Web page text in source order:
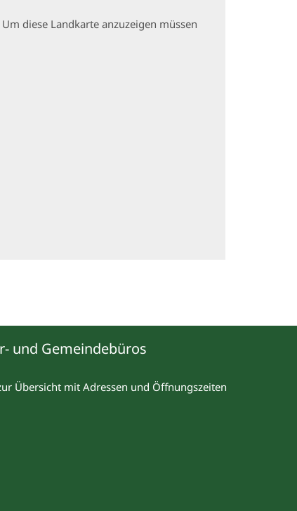
diese Landkarte anzuzeigen müssen
und Gemeindebüros
Übersicht mit Adressen und Öffnungszeiten